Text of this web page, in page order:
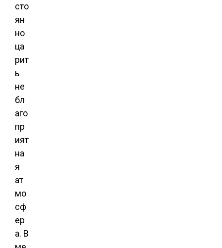
сто
ян
но
ца
рит
ь
не
бл
аго
пр
ият
на
я
ат
мо
сф
ер
а. В